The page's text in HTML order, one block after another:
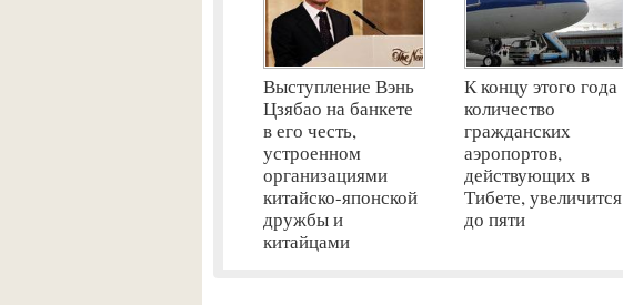
Выступление Вэнь
Цзябао на банкете
в его честь,
устроенном
организациями
китайско-японской
дружбы и
китайцами
К концу этого года
количество
гражданских
аэропортов,
действующих в
Тибете, увеличится
до пяти